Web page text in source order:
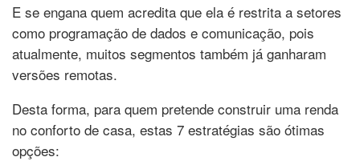
E se engana quem acredita que ela é restrita a setores
como programação de dados e comunicação, pois
atualmente, muitos segmentos também já ganharam
versões remotas.
Desta forma, para quem pretende construir uma renda
no conforto de casa, estas 7 estratégias são ótimas
opções: